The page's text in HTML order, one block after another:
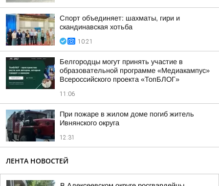
Спорт объединяет: шахматы, гири и
скандинавская хотьба
10:21
Белгородцы могут принять участие в
образовательной программе «Медиакампус»
Всероссийского проекта «ТопБЛОГ»
11:06
При пожаре в жилом доме погиб житель
Ивнянского округа
12:31
ЛЕНТА НОВОСТЕЙ